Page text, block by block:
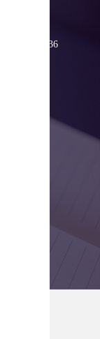
0755-83896336